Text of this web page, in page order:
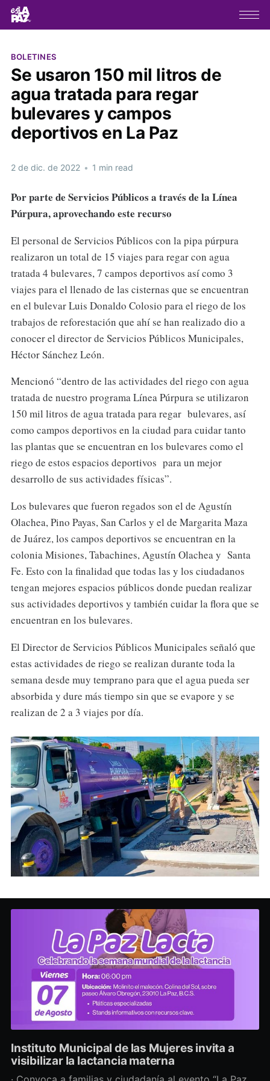
BOLETINES
Se usaron 150 mil litros de
agua tratada para regar
bulevares y campos
deportivos en La Paz
2 de dic. de 2022 • 1 min read
Por parte de Servicios Públicos a través de la Línea
Púrpura, aprovechando este recurso
El personal de Servicios Públicos con la pipa púrpura
realizaron un total de 15 viajes para regar con agua
tratada 4 bulevares, 7 campos deportivos así como 3
viajes para el llenado de las cisternas que se encuentran
en el bulevar Luis Donaldo Colosio para el riego de los
trabajos de reforestación que ahí se han realizado dio a
conocer el director de Servicios Públicos Municipales,
Héctor Sánchez León.
Mencionó “dentro de las actividades del riego con agua
tratada de nuestro programa Línea Púrpura se utilizaron
150 mil litros de agua tratada para regar bulevares, así
como campos deportivos en la ciudad para cuidar tanto
las plantas que se encuentran en los bulevares como el
riego de estos espacios deportivos para un mejor
desarrollo de sus actividades físicas”.
Los bulevares que fueron regados son el de Agustín
Olachea, Pino Payas, San Carlos y el de Margarita Maza
de Juárez, los campos deportivos se encuentran en la
colonia Misiones, Tabachines, Agustín Olachea y Santa
Fe. Esto con la finalidad que todas las y los ciudadanos
tengan mejores espacios públicos donde puedan realizar
sus actividades deportivos y también cuidar la flora que se
encuentran en los bulevares.
El Director de Servicios Públicos Municipales señaló que
estas actividades de riego se realizan durante toda la
semana desde muy temprano para que el agua pueda ser
absorbida y dure más tiempo sin que se evapore y se
realizan de 2 a 3 viajes por día.
Instituto Municipal de las Mujeres invita a
visibilizar la lactancia materna